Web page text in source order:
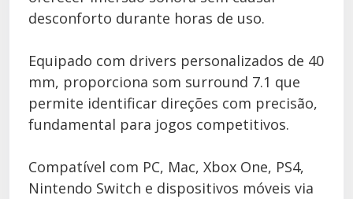
desconforto durante horas de uso.
Equipado com drivers personalizados de 40
mm, proporciona som surround 7.1 que
permite identificar direções com precisão,
fundamental para jogos competitivos.
Compatível com PC, Mac, Xbox One, PS4,
Nintendo Switch e dispositivos móveis via